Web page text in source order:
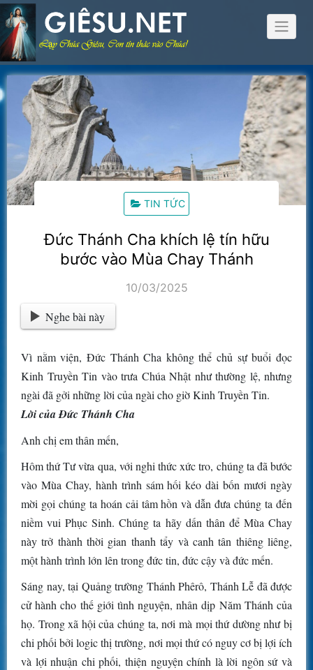
Skip
to
content
TIN TỨC
Đức Thánh Cha khích lệ tín hữu
bước vào Mùa Chay Thánh
10/03/2025
Nghe bài này
Vì nằm viện, Đức Thánh Cha không thể chủ sự buổi đọc
Kinh Truyền Tin vào trưa Chúa Nhật như thường lệ, nhưng
ngài đã gởi những lời của ngài cho giờ Kinh Truyền Tin.
Lời của Đức Thánh Cha
Anh chị em thân mến,
Hôm thứ Tư vừa qua, với nghi thức xức tro, chúng ta đã bước
vào Mùa Chay, hành trình sám hối kéo dài bốn mươi ngày
mời gọi chúng ta hoán cải tâm hồn và dẫn đưa chúng ta đến
niềm vui Phục Sinh. Chúng ta hãy dấn thân để Mùa Chay
này trở thành thời gian thanh tẩy và canh tân thiêng liêng,
một hành trình lớn lên trong đức tin, đức cậy và đức mến.
Sáng nay, tại Quảng trường Thánh Phêrô, Thánh Lễ đã được
cử hành cho thế giới tình nguyện, nhân dịp Năm Thánh của
họ. Trong xã hội của chúng ta, nơi mà mọi thứ dường như bị
chi phối bởi logic thị trường, nơi mọi thứ có nguy cơ bị lợi ích
và lợi nhuận chi phối, thiện nguyện chính là lời ngôn sứ và